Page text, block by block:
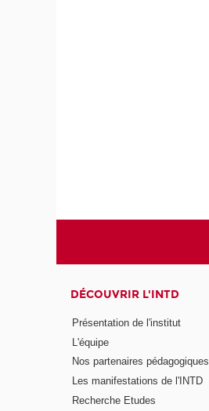
DÉCOUVRIR L'INTD
Présentation de l'institut
L'équipe
Nos partenaires pédagogiques
Les manifestations de l'INTD
Recherche Etudes